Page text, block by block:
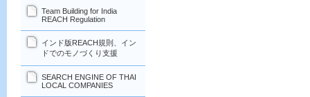
Team Building for India
REACH Regulation
インド版REACH規則、イン
ドでのモノづくり支援
SEARCH ENGINE OF THAI
LOCAL COMPANIES